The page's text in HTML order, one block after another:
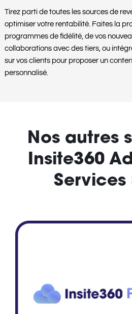
Tirez parti de toutes les sources de
optimiser votre rentabilité. Faites la
programmes de fidélité, de vos
collaborations avec des tiers, ou
sur vos clients pour proposer un
personnalisé.
Nos autres
Insite360
Services